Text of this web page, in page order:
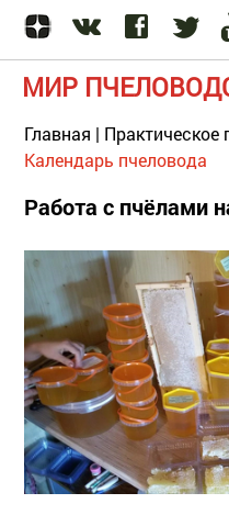
МИР
Главная | Практическое
Календарь пчеловода
Работа с пчёлами